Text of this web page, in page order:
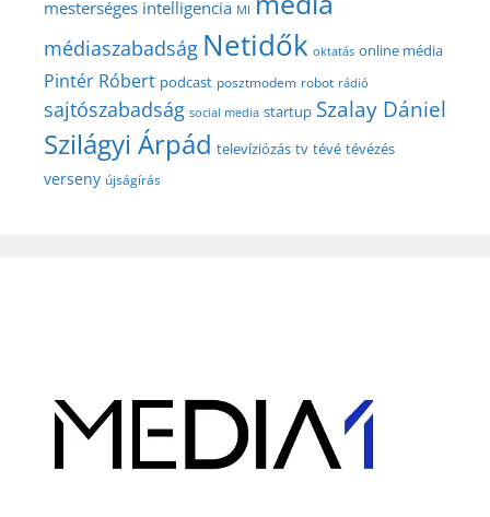
mesterséges intelligencia MI
médiaszabadság Netidők oktatás online média
Pintér Róbert podcast posztmodem robot rádió
sajtószabadság social media startup Szalay Dániel
Szilágyi Árpád televíziózás tv tévé tévézés
verseny újságírás